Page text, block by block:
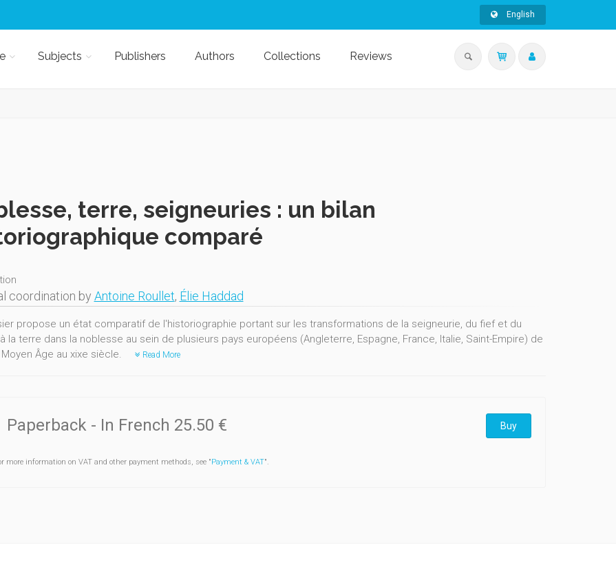
English
Subjects Publishers Authors Collections Reviews
terre, seigneuries : un bilan
comparé
coordination by Antoine Roullet, Élie Haddad
propose un état comparatif de l'historiographie portant sur les transformations de la seigneurie, du fief et du
la terre dans la noblesse au sein de plusieurs pays européens (Angleterre, Espagne, France, Italie, Saint-Empire) de
Âge au xixe siècle.
Read More
Paperback - In French 25.50 € Buy
more information on VAT and other payment methods, see "Payment & VAT".